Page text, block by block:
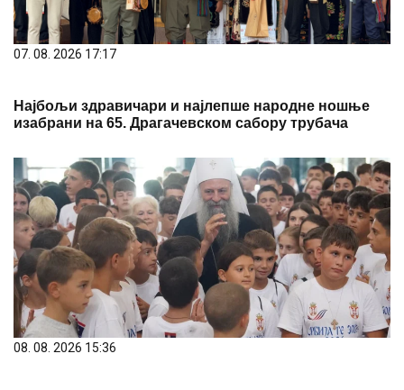
07. 08. 2026 17:17
Најбољи здравичари и најлепше народне ношње
изабрани на 65. Драгачевском сабору трубача
08. 08. 2026 15:36